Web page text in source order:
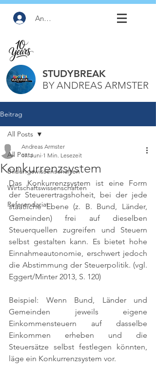
Anmelden
STUDYBREAK
BY ANDREAS ARMSTER
Beitrag
All Posts
Bildungswissenschaften
Wirtschaftswissenschaften
Referendariat
All Posts
Konkurrenzsystem
Andreas Armster
17. Juni 1 Min. Lesezeit
Das Konkurrenzsystem ist eine Form
der Steuerertragshoheit, bei der jede
staatliche Ebene (z. B. Bund, Länder,
Gemeinden) frei auf dieselben
Steuerquellen zugreifen und Steuern
selbst gestalten kann. Es bietet hohe
Einnahmeautonomie, erschwert jedoch
die Abstimmung der Steuerpolitik. (vgl.
Eggert/Minter 2013, S. 120)
Beispiel: Wenn Bund, Länder und
Gemeinden jeweils eigene
Einkommensteuern auf dasselbe
Einkommen erheben und die
Steuersätze selbst festlegen könnten,
läge ein Konkurrenzsystem vor.